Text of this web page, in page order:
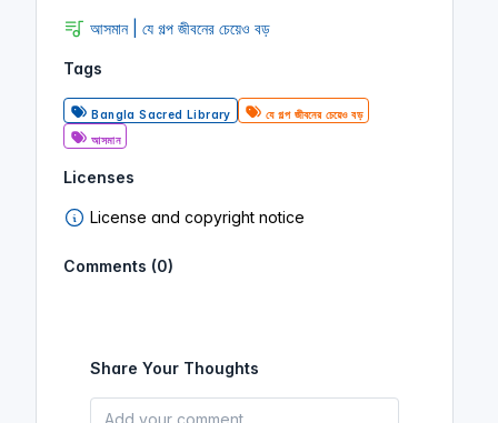
আসমান | যে গল্প জীবনের চেয়েও বড়
Tags
Bangla Sacred Library
যে গল্প জীবনের চেয়েও বড়
আসমান
Licenses
License and copyright notice
Comments (0)
Share Your Thoughts